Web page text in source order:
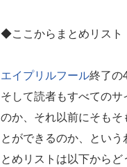
◆ここからまとめリスト
エイプリルフール終了の
そして読者もすべての
のか、それ以前にそもそ
とができるのか、とい
とめリストは以下から